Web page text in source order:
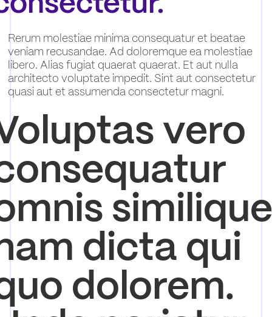
Rerum molestiae minima consequatur et beatae
veniam recusandae. Ad doloremque ea molestiae
libero. Alias fugiat quaerat quaerat. Et aut nulla
architecto voluptate impedit. Sint aut consectetur
quasi aut et assumenda consectetur magni.
vero
similique
dicta qui
dolorem.